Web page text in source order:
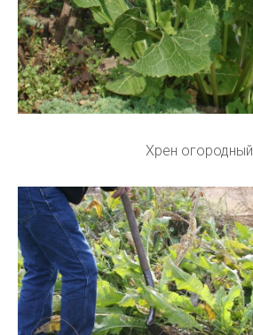
Хрен огородный